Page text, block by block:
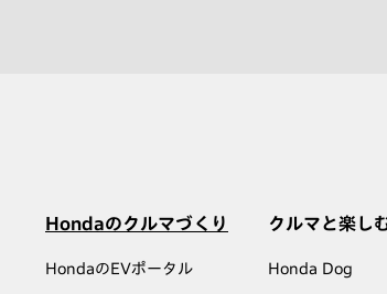
Hondaのクルマづくり
HondaのEVポータル
クルマと楽し
Honda Dog